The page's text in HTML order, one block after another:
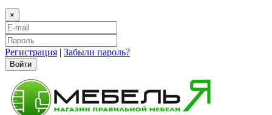
×
Регистрация | Забыли пароль?
Войти